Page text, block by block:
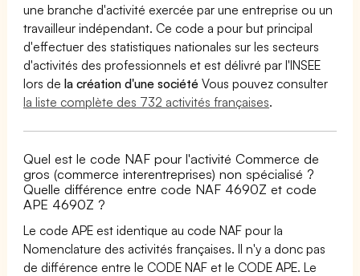
une branche d'activité exercée par une entreprise ou un
travailleur indépendant. Ce code a pour but principal
d'effectuer des statistiques nationales sur les secteurs
d'activités des professionnels et est délivré par l'INSEE
lors dela création d'une société Vous pouvez consulter
la liste complète des 732 activités françaises.
Quel est le code NAF pour l'activité Commerce de
gros (commerce interentreprises) non spécialisé ?
Quelle différence entre code NAF 4690Z et code
APE 4690Z ?
Le code APE est identique au code NAF pour la
Nomenclature des activités françaises. Il n'y a donc pas
de différence entre le CODE NAF et le CODE APE. Le